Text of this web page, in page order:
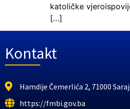
katoličke
[…]
Kontakt
Hamdije Čemerlića 2, 71000
https://fmbi.gov.ba